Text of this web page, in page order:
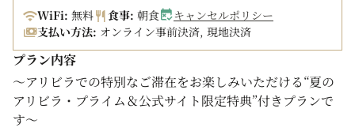
WiFi: 無料 食事: 朝食
キャンセルポリシー
支払い方法: オンライン事前決済, 現地決済
プラン内容
～アリビラでの特別なご滞在をお楽しみいただける“夏の
アリビラ・プライム＆公式サイト限定特典”付きプランで
す～